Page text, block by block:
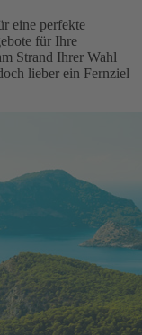
eine perfekte
für Ihre
Strand Ihrer Wahl
lieber ein Fernziel